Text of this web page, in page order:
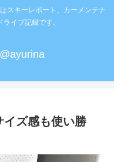
スキーレポート、カーメンテナ
イブ記録です。
ズ感も使い勝